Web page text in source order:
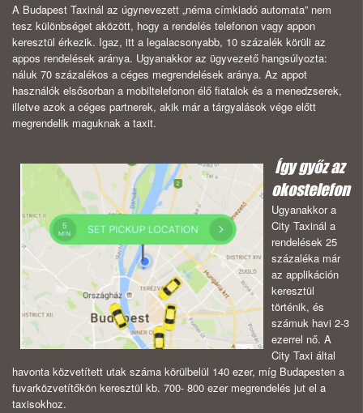
A Budapest Taxinál az úgynevezett „néma címkiadó automata” nem
tesz különbséget aközött, hogy a rendelés telefonon vagy appon
keresztül érkezik. Igaz, itt a legalacsonyabb, 10 százalék körüli az
appos rendelések aránya. Ugyanakkor az ügyvezető hangsúlyozta:
náluk 70 százalékos a céges megrendelések aránya. Az appot
használók elsősorban a mobiltelefonon élő fiatalok és a menedzserek,
illetve azok a céges partnerek, akik már a tárgyalások vége előtt
megrendelik maguknak a taxit.
Így győz az
okostelefon
Ugyanakkor a
City Taxinál a
rendelések 25
százaléka már
az applikáción
keresztül
történik, és
számuk havi 2-3
ezerrel nő. A
City Taxi által
havonta közvetített utak száma körülbelül 140 ezer, míg Budapesten a
fuvarközvetítőkön keresztül kb. 700- 800 ezer megrendelés jut el a
taxisokhoz.